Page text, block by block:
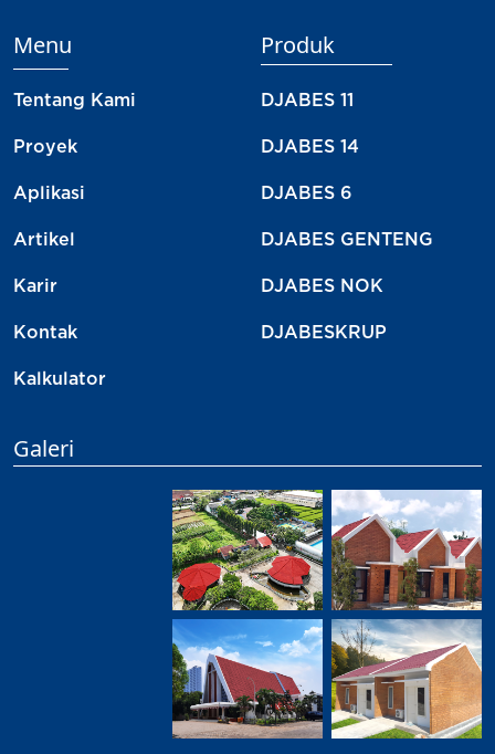
Menu
Tentang Kami
Proyek
Aplikasi
Artikel
Karir
Kontak
Kalkulator
Produk
DJABES 11
DJABES 14
DJABES 6
DJABES GENTENG
DJABES NOK
DJABESKRUP
Galeri